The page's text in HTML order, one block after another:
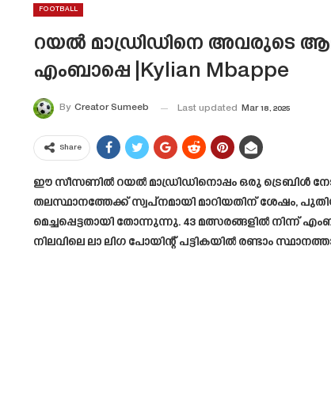
FOOTBALL
റയൽ മാഡ്രിഡിനെ അവരുടെ
എംബാപ്പെ |Kylian Mbappe
By Creator Sumeeb Last updated Mar 18, 2025
Share
ഈ സീസണിൽ റയൽ മാഡ്രിഡിനൊപ്പം ഒരു ട്രെബിൾ
തലസ്ഥാനത്തേക്ക് സ്വപ്‌നമായി മാറിയതിന് ശേഷം,
മെച്ചപ്പെട്ടതായി തോന്നുന്നു. 43 മത്സരങ്ങളിൽ നിന്ന്
നിലവിലെ ലാ ലിഗ പോയിന്റ് പട്ടികയിൽ രണ്ടാം